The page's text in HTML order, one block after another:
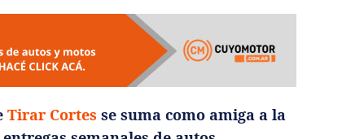
Tirar Cortes se suma como amiga a la